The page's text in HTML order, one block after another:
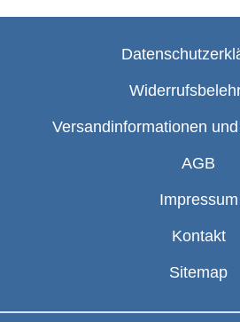
Versandinformationen
AGB
Impressum
Kontakt
Sitemap